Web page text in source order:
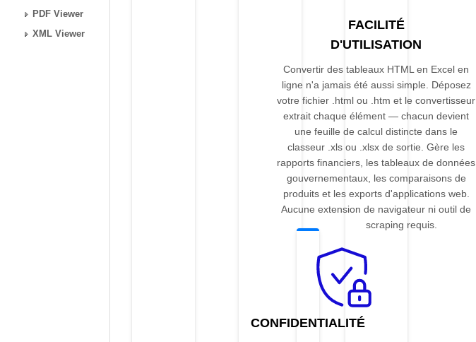
PDF Viewer
XML Viewer
FACILITÉ
D'UTILISATION
Convertir des tableaux HTML en Excel en
ligne n'a jamais été aussi simple. Déposez
votre fichier .html ou .htm et le convertisseur
extrait chaque élément — chacun devient
une feuille de calcul distincte dans le
classeur .xls ou .xlsx de sortie. Gère les
rapports financiers, les tableaux de données
gouvernementaux, les comparaisons de
produits et les exports d'applications web.
Aucune extension de navigateur ni outil de
scraping requis.
CONFIDENTIALITÉ